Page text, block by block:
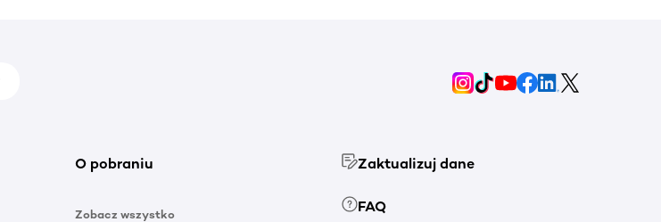
O pobraniu
Zobacz wszystko
Zaktualizuj dane
FAQ